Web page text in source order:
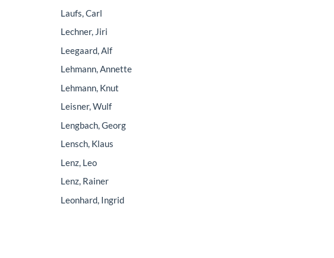
Laufs, Carl
Lechner, Jiri
Leegaard, Alf
Lehmann, Annette
Lehmann, Knut
Leisner, Wulf
Lengbach, Georg
Lensch, Klaus
Lenz, Leo
Lenz, Rainer
Leonhard, Ingrid